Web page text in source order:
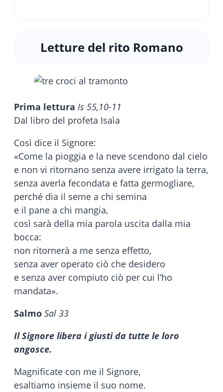
Letture del rito Romano
Prima lettura Is 55,10-11
Dal libro del profeta Isaìa
Così dice il Signore:
«Come la pioggia e la neve scendono dal cielo
e non vi ritornano senza avere irrigato la terra,
senza averla fecondata e fatta germogliare,
perché dia il seme a chi semina
e il pane a chi mangia,
così sarà della mia parola uscita dalla mia
bocca:
non ritornerà a me senza effetto,
senza aver operato ciò che desidero
e senza aver compiuto ciò per cui l’ho
mandata».
Salmo Sal 33
Il Signore libera i giusti da tutte le loro
angosce.
Magnificate con me il Signore,
esaltiamo insieme il suo nome.